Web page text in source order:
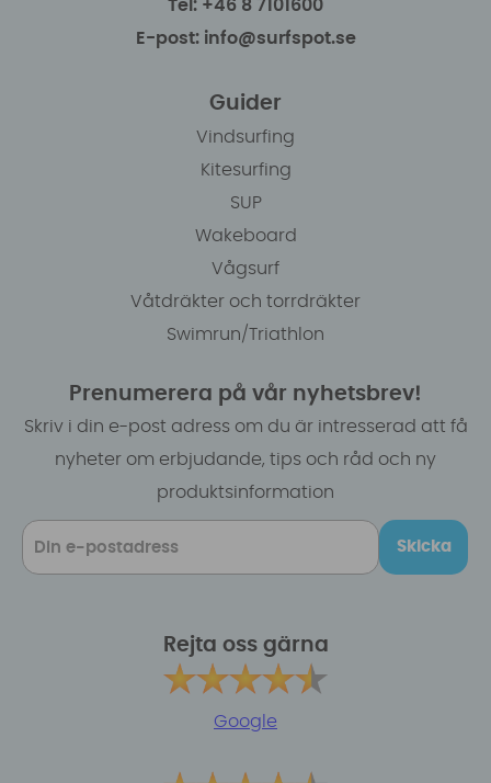
Tel: +46 8 7101600
E-post: info@surfspot.se
Guider
Vindsurfing
Kitesurfing
SUP
Wakeboard
Vågsurf
Våtdräkter och torrdräkter
Swimrun/Triathlon
Prenumerera på vår nyhetsbrev!
Skriv i din e-post adress om du är intresserad att få
nyheter om erbjudande, tips och råd och ny
produktsinformation
Skicka
Rejta oss gärna
Google